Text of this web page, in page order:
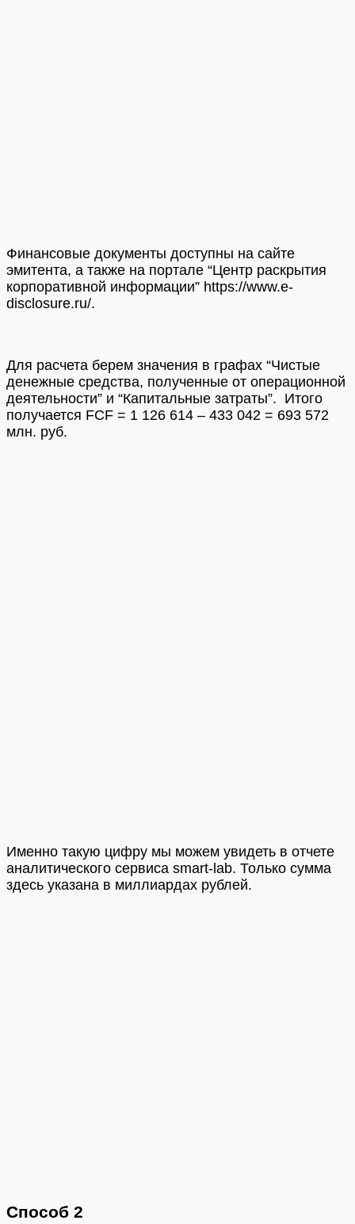
Финансовые документы доступны на сайте
эмитента, а также на портале “Центр раскрытия
корпоративной информации” https://www.e-
disclosure.ru/.
Для расчета берем значения в графах “Чистые
денежные средства, полученные от операционной
деятельности” и “Капитальные затраты”. Итого
получается FCF = 1 126 614 – 433 042 = 693 572
млн. руб.
Именно такую цифру мы можем увидеть в отчете
аналитического сервиса smart-lab. Только сумма
здесь указана в миллиардах рублей.
Способ 2